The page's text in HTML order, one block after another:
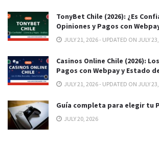
TonyBet Chile (2026): ¿Es
Opiniones y Pagos con
JULY 21, 2026 - UPDATED ON JULY
Casinos Online Chile (2026):
Pagos con Webpay y Estado
JULY 21, 2026 - UPDATED ON JULY
Guía completa para elegir tu
JULY 20, 2026